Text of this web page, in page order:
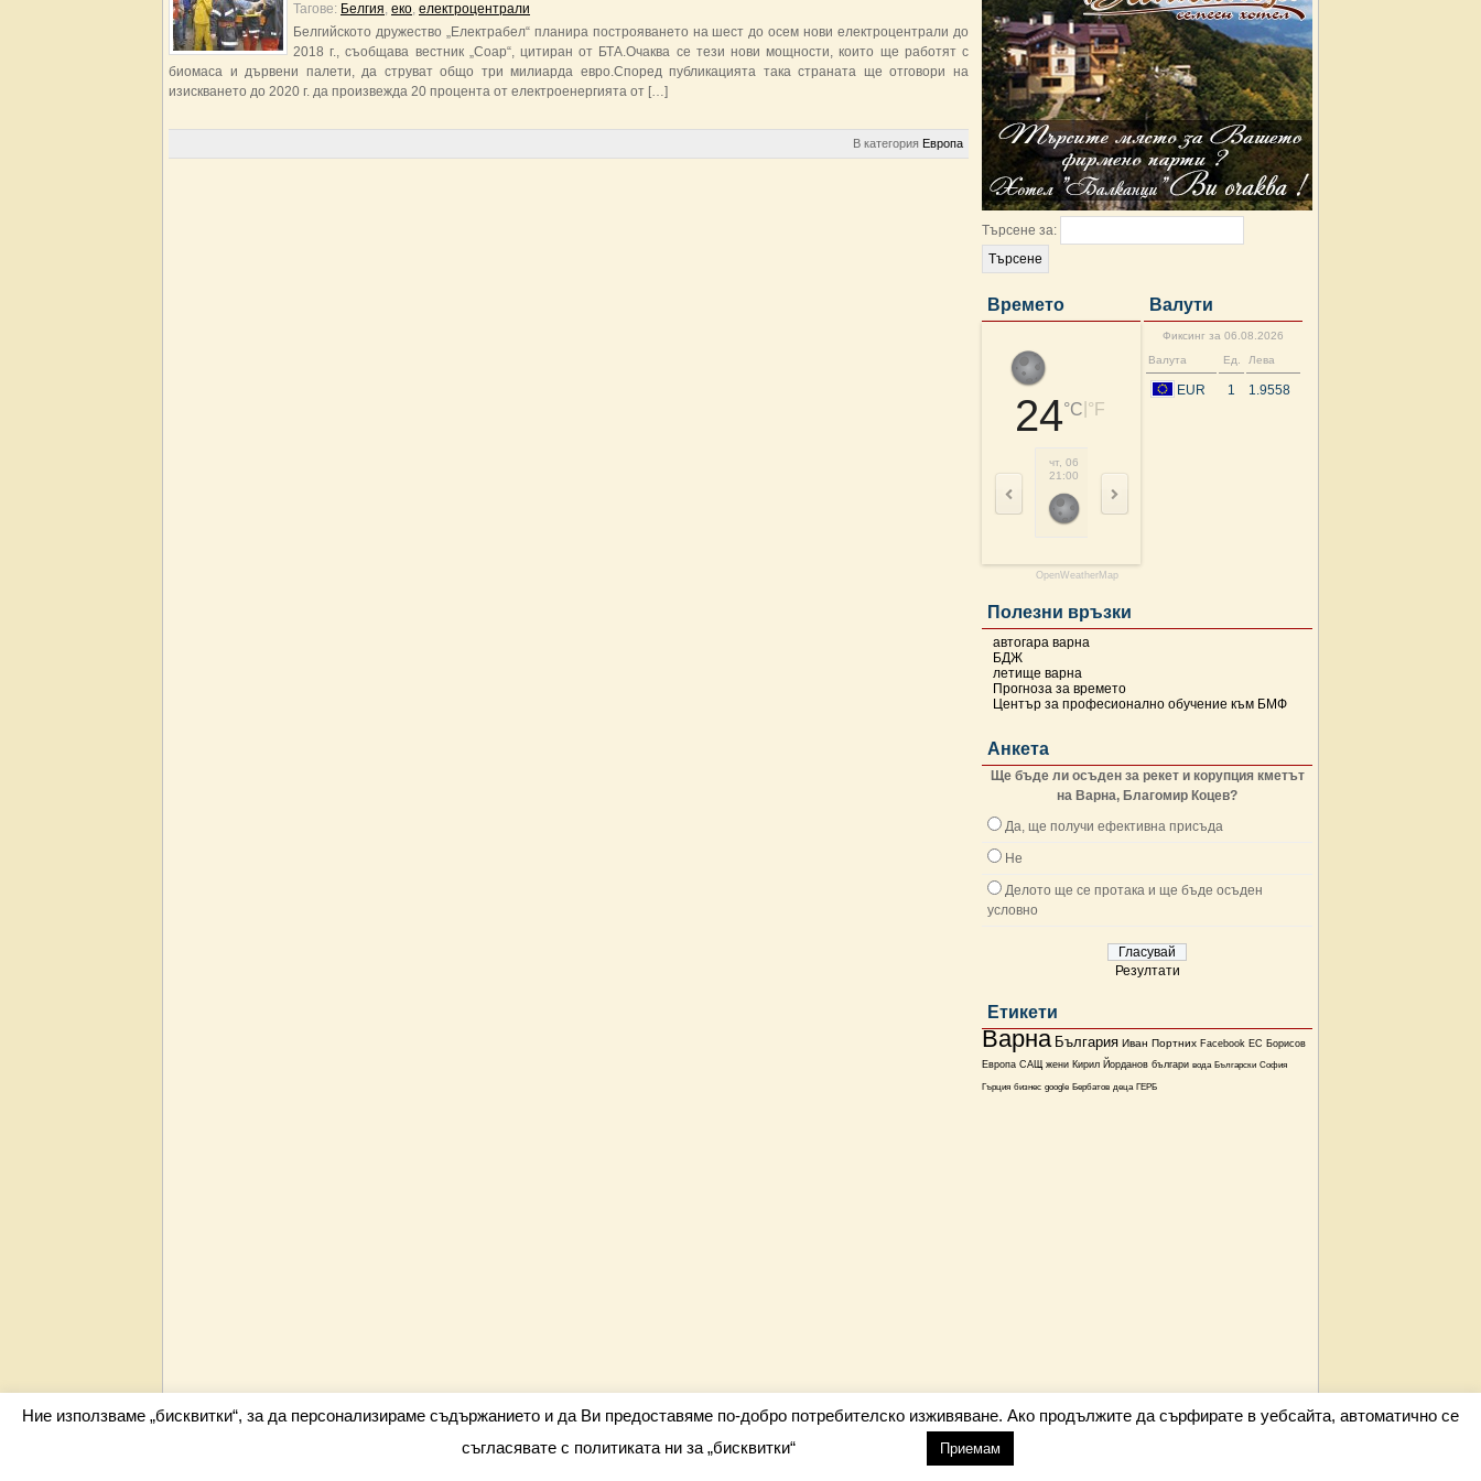
Търсене за:
Времето
24°C °F
чт, 06
21:00
00:00
OpenWeatherMap
Валути
Фиксинг за 06.08.2026
Валута
Ед. Лева
EUR 1 1.9558
Полезни връзки
автогара варна
БДЖ
летище варна
Прогноза за времето
Център за професионално обучение към БМФ
Анкета
Ще бъде ли осъден за рекет и корупция кметът
на Варна, Благомир Коцев?
Да, ще получи ефективна присъда
Не
Делото ще се протака и ще бъде осъден
условно
Резултати
Етикети
Варна България Иван Портних Facebook ЕС Борисов
Европа САЩ жени Кирил Йорданов българи вода Български София
Гърция бизнес google Бербатов деца ГЕРБ
Тагове: Белгия, еко, електроцентрали
Белгийското дружество „Електрабел“ планира построяването на шест до осем нови електроцентрали до
2018 г., съобщава вестник „Соар“, цитиран от БТА.Очаква се тези нови мощности, които ще работят с
биомаса и дървени палети, да струват общо три милиарда евро.Според публикацията така страната ще отговори на
изискването до 2020 г. да произвежда 20 процента от електроенергията от […]
В категория Европа
Всички права запазени barometar.net © 2026 info@barometar.net
Ние използваме „бисквитки“, за да персонализираме съдържанието и да Ви предоставяме по-добро потребителско изживяване. Ако продължите да сърфирате в уебсайта, автоматично се
съгласявате с политиката ни за „бисквитки“
Приемам